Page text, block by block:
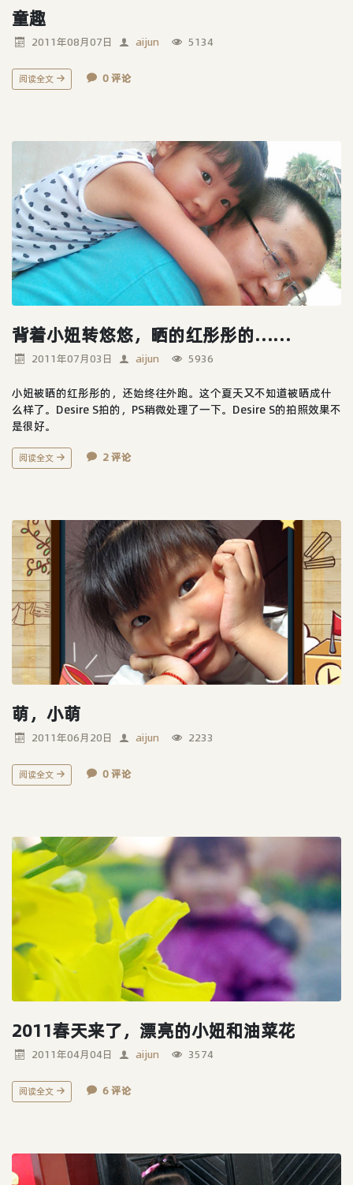
童趣
2011年08月07日 aijun 5134
阅读全文 0 评论
背着小妞转悠悠，晒的红彤彤的……
2011年07月03日 aijun 5936
小妞被晒的红彤彤的，还始终往外跑。这个夏天又不知道被晒成什
么样了。Desire S拍的，PS稍微处理了一下。Desire S的拍照效果不
是很好。
阅读全文 2 评论
萌，小萌
2011年06月20日 aijun 2233
阅读全文 0 评论
2011春天来了，漂亮的小妞和油菜花
2011年04月04日 aijun 3574
阅读全文 6 评论